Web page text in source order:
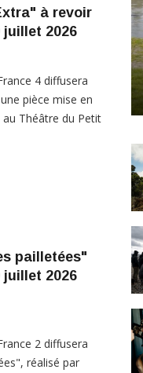
à revoir
juillet 2026
4 diffusera
pièce mise en
Théâtre du Petit
pailletées"
juillet 2026
2 diffusera
réalisé par